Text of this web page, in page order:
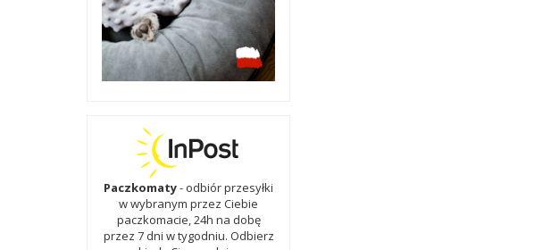
Paczkomaty- odbiór przesyłki
w wybranym przez Ciebie
paczkomacie, 24h na dobę
przez 7 dni w tygodniu. Odbierz